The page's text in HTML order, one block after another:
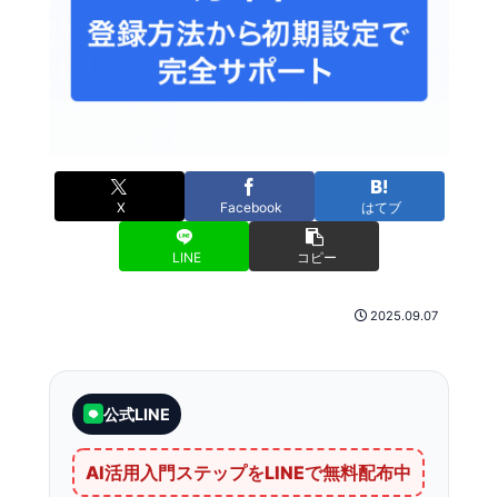
X Facebook はてブ
LINE コピー
2025.09.07
公式LINE
AI活用入門ステップをLINEで無料配布中